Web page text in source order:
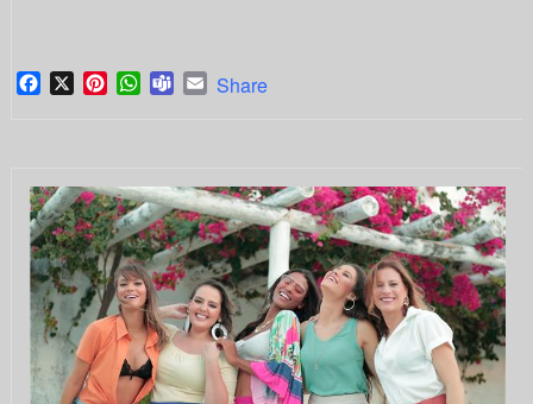
Facebook
X PinterestWhatsApp
TeamsEmail
Share